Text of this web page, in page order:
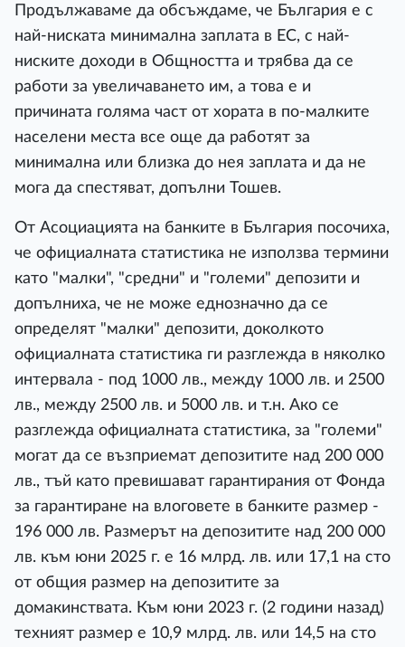
Продължаваме да обсъждаме, че България е с
най-ниската минимална заплата в ЕС, с най-
ниските доходи в Общността и трябва да се
работи за увеличаването им, а това е и
причината голяма част от хората в по-малките
населени места все още да работят за
минимална или близка до нея заплата и да не
мога да спестяват, допълни Тошев.
От Асоциацията на банките в България посочиха,
че официалната статистика не използва термини
като "малки", "средни" и "големи" депозити и
допълниха, че не може еднозначно да се
определят "малки" депозити, доколкото
официалната статистика ги разглежда в няколко
интервала - под 1000 лв., между 1000 лв. и 2500
лв., между 2500 лв. и 5000 лв. и т.н. Ако се
разглежда официалната статистика, за "големи"
могат да се възприемат депозитите над 200 000
лв., тъй като превишават гарантирания от Фонда
за гарантиране на влоговете в банките размер -
196 000 лв. Размерът на депозитите над 200 000
лв. към юни 2025 г. е 16 млрд. лв. или 17,1 на сто
от общия размер на депозитите за
домакинствата. Към юни 2023 г. (2 години назад)
техният размер е 10,9 млрд. лв. или 14,5 на сто